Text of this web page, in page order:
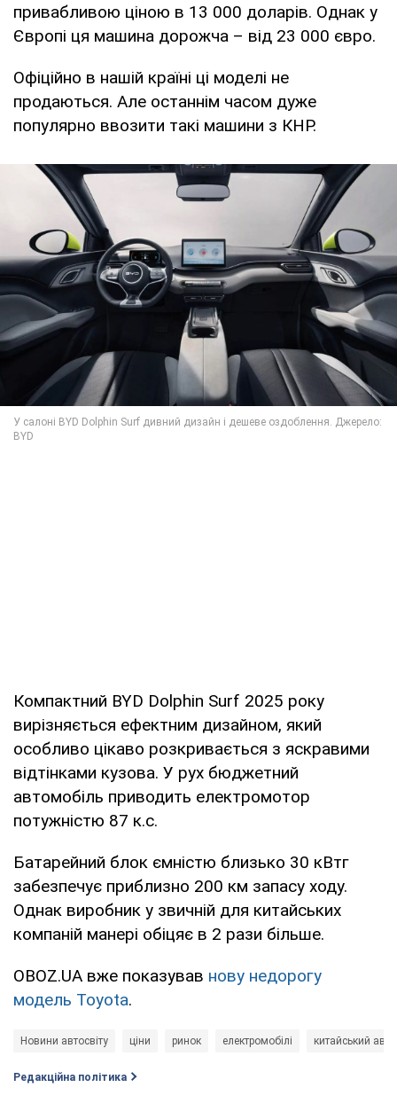
привабливою ціною в 13 000 доларів. Однак у
Європі ця машина дорожча – від 23 000 євро.
Офіційно в нашій країні ці моделі не
продаються. Але останнім часом дуже
популярно ввозити такі машини з КНР.
Компактний BYD Dolphin Surf 2025 року
вирізняється ефектним дизайном, який
особливо цікаво розкривається з яскравими
відтінками кузова. У рух бюджетний
автомобіль приводить електромотор
потужністю 87 к.с.
Батарейний блок ємністю близько 30 кВтг
забезпечує приблизно 200 км запасу ходу.
Однак виробник у звичній для китайських
компаній манері обіцяє в 2 рази більше.
OBOZ.UA вже показував нову недорогу
модель Toyota.
Новини автосвіту ціни ринок електромобілі китайський
Редакційна політика